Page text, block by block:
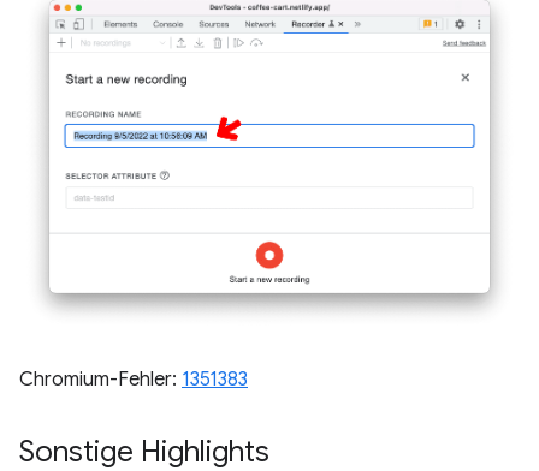
Chromium-Fehler: 1351383
Sonstige Highlights